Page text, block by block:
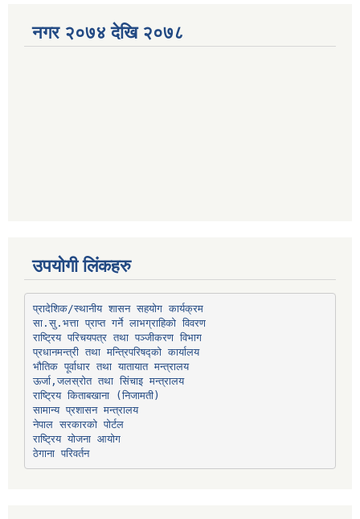
नगर २०७४ देखि २०७८
उपयोगी लिंकहरु
प्रादेशिक/स्थानीय शासन सहयोग कार्यक्रम
सा.सु.भत्ता प्राप्त गर्ने लाभग्राहिको विवरण
राष्ट्रिय परिचयपत्र तथा पञ्‍जीकरण विभाग
प्रधानमन्त्री तथा मन्त्रिपरिषद्को कार्यालय
भौतिक पूर्वाधार तथा यातायात मन्त्रालय
ऊर्जा,जलस्रोत तथा सिंचाइ मन्त्रालय
सामान्य प्रशासन मन्त्रालय
नेपाल सरकारको पोर्टल
राष्ट्रिय योजना आयोग
ठेगाना परिवर्तन